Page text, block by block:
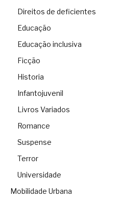
Direitos de deficientes
Educação
Educação inclusiva
Ficção
Historia
Infantojuvenil
Livros Variados
Romance
Suspense
Terror
Universidade
Mobilidade Urbana